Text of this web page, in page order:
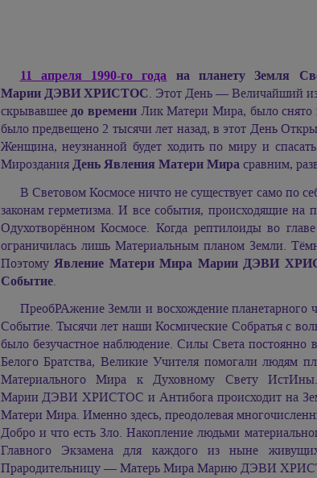
11 апреля 1990-го года на планету Земля
Марии ДЭВИ ХРИСТОС. Этот День — Величайший из
скрывавшеедо времени Лик Матери Мира, было
было предвещено 2 тысячи лет назад, в этот День
Женщина, неузнанной будет ходить по миру и
МирозданияДень Явления Матери Мирасравним,
В Световом Космосе ничто не существует само по
законам герметизма. И все события, происходящие на
Одухотворённом Космосе. Когда рептилоиды во
ограничилась лишь Материальным планом Земли.
ПоэтомуЯвление Матери Мира Марии ДЭВИ
Событие.
ПреобРАжение Земли и восхождение
Событие. Тысячи лет наши Космические Собратья с
было безучастное наблюдение. Силы Света
Белого Братства, Великие Учителя помогали людям
Материального Мира к Духовному Свету
Марии ДЭВИ ХРИСТОС и Антибога происходит на
Матери Мира. Именно здесь, преодолевая
Добро и что есть Зло. Накопление людьми
Главного Экзамена для каждого из ныне
Прародительницу — Матерь МираМарию ДЭВИ